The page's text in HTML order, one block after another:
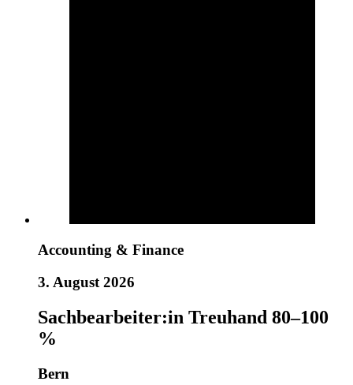
Accounting & Finance
3. August 2026
Sachbearbeiter:in Treuhand 80–100
%
Bern